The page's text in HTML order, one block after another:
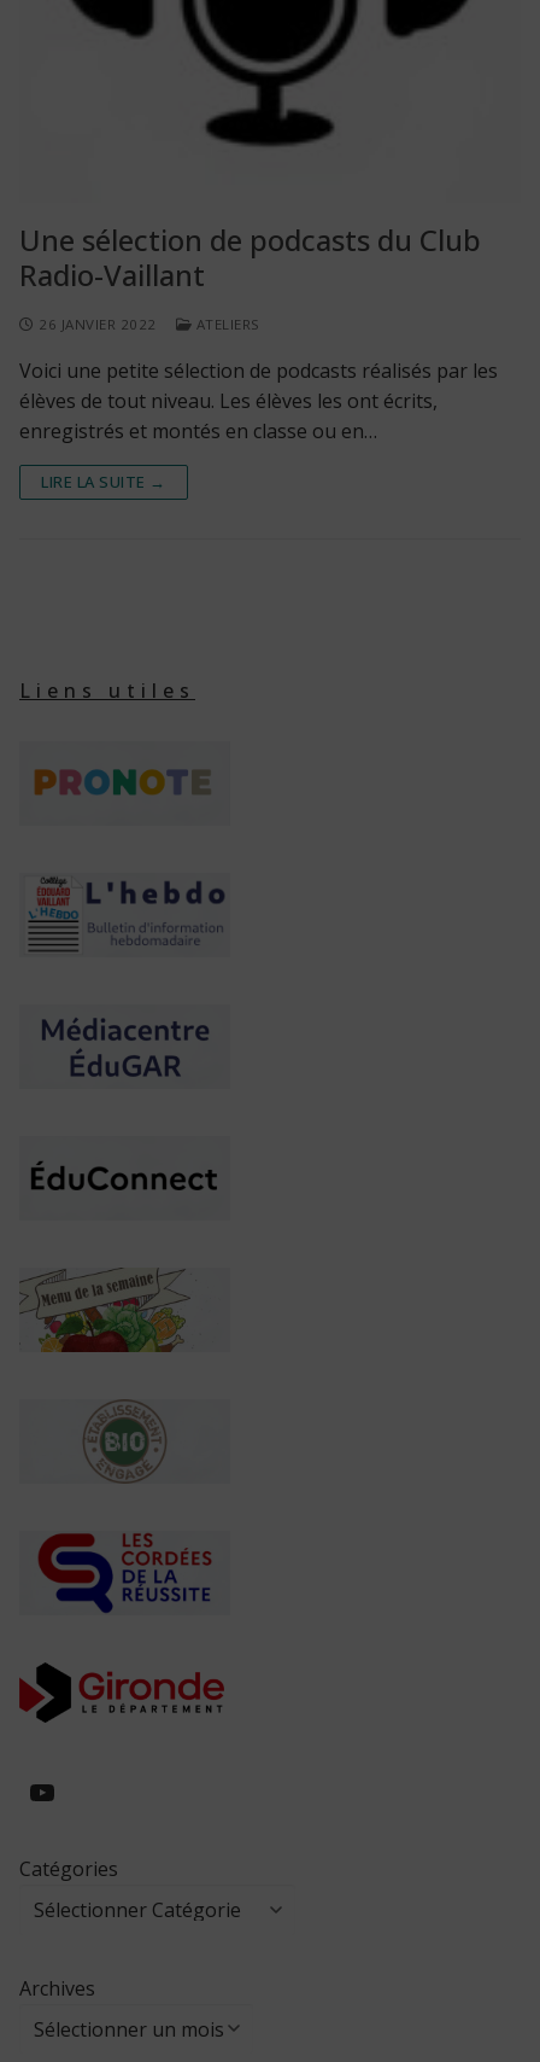
Une sélection de podcasts du Club
Radio-Vaillant
26 JANVIER 2022 ATELIERS
Voici une petite sélection de podcasts réalisés par les
élèves de tout niveau. Les élèves les ont écrits,
enregistrés et montés en classe ou en…
LIRE LA SUITE →
Liens utiles
https://www.youtube.com/
Catégories
Archives